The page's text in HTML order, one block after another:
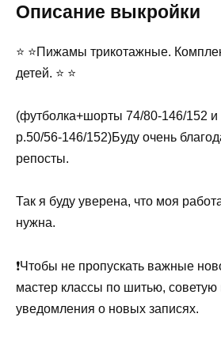
Описание выкройки
⭐ ⭐Пижамы трикотажные.
детей. ⭐ ⭐
(футболка+шорты 74/80-146/152 и
р.50/56-146/152)Буду очень
репосты.
Так я буду уверена, что моя
нужна.
❗Чтобы не пропускать важные
мастер классы по шитью, советую
уведомления о новых записях.